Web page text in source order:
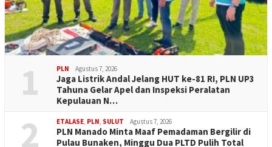
1 PLN Agustus 7, 2026
Jaga Listrik Andal Jelang HUT ke-81 RI, PLN UP3
Tahuna Gelar Apel dan Inspeksi Peralatan
Kepulauan N…
2 ETALASE, PLN, SULUT Agustus 7, 2026
PLN Manado Minta Maaf Pemadaman Bergilir di
Pulau Bunaken, Minggu Dua PLTD Pulih Total